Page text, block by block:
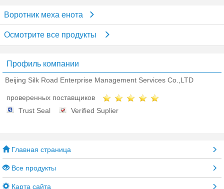
Воротник меха енота
Осмотрите все продукты
Профиль компании
Beijing Silk Road Enterprise Management Services Co.,LTD
проверенных поставщиков
Trust Seal
Verified Suplier
Главная страница
Все продукты
Карта сайта